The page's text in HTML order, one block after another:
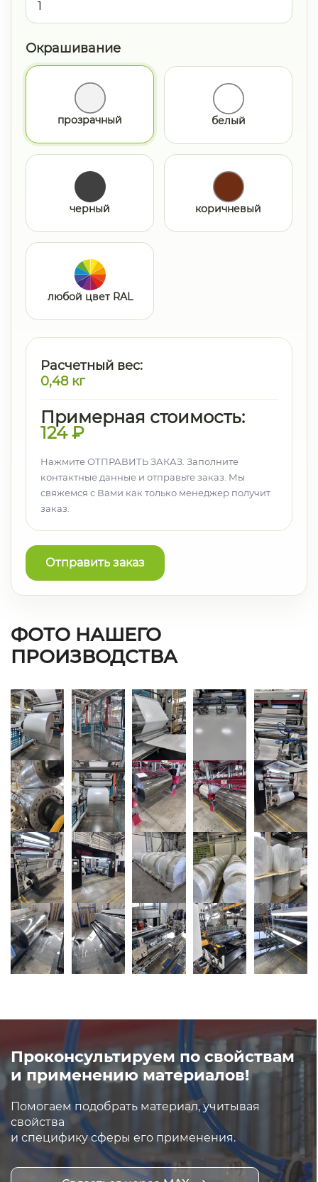
Окрашивание
прозрачный белый
черный коричневый
любой цвет RAL
Расчетный вес:
0,48кг
Примерная стоимость:
124₽
Нажмите ОТПРАВИТЬ ЗАКАЗ. Заполните
контактные данные и отправьте заказ. Мы
свяжемся с Вами как только менеджер получит
заказ.
Отправить заказ
ФОТО НАШЕГО
ПРОИЗВОДСТВА
Проконсультируем по свойствам
и применению материалов!
Помогаем подобрать материал, учитывая
свойства
и специфику сферы его применения.